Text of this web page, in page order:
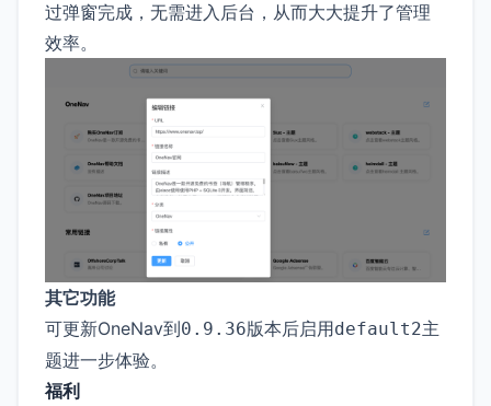
过弹窗完成，无需进入后台，从而大大提升了管理
效率。
其它功能
可更新OneNav到0.9.36版本后启用default2主
题进一步体验。
福利